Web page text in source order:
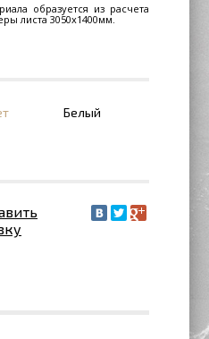
образуется из расчета
листа 3050х1400мм.
Белый